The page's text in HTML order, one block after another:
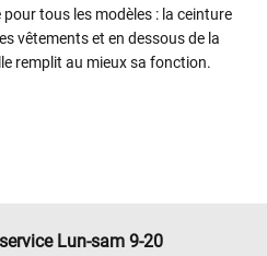
tous les modèles : la ceinture
vêtements et en dessous de la
remplit au mieux sa fonction.
Lun-sam 9-20